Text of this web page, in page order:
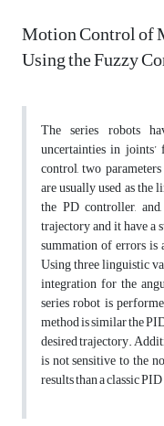
Motion Control of
Using the Fuzzy
The series robots
uncertainties in
control, two
are usually used as
the PD controller,
trajectory and it have a
summation of errors
Using three linguistic
integration for the
series robot is
method is similar the
desired trajectory.
is not sensitive to the
results than a classic